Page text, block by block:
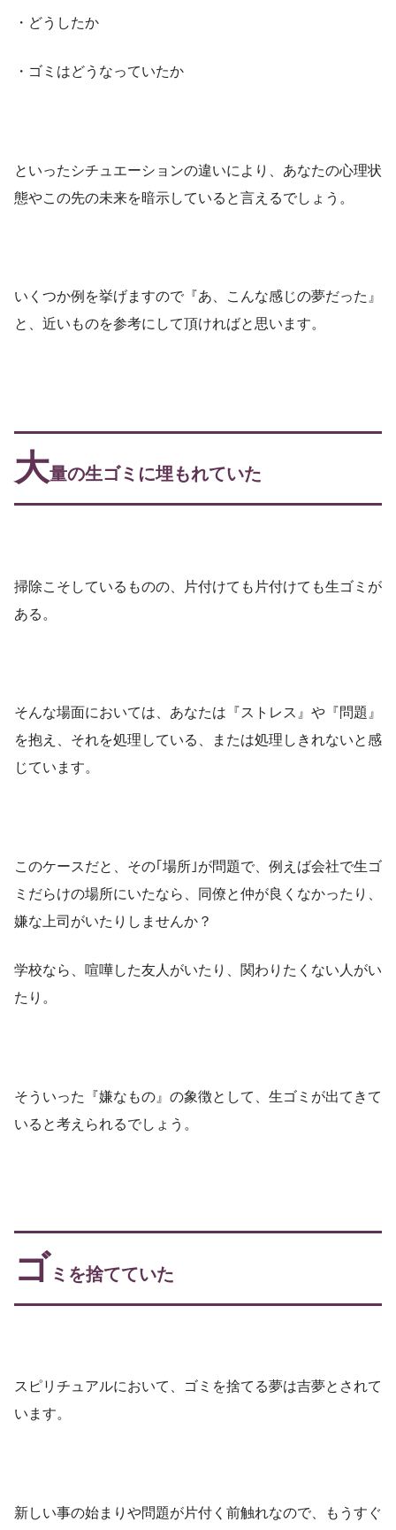
・どうしたか
・ゴミはどうなっていたか
といったシチュエーションの違いにより、あなたの心理状
態やこの先の未来を暗示していると言えるでしょう。
いくつか例を挙げますので『あ、こんな感じの夢だった』
と、近いものを参考にして頂ければと思います。
大量の生ゴミに埋もれていた
掃除こそしているものの、片付けても片付けても生ゴミが
ある。
そんな場面においては、あなたは『ストレス』や『問題』
を抱え、それを処理している、または処理しきれないと感
じています。
このケースだと、その｢場所｣が問題で、例えば会社で生ゴ
ミだらけの場所にいたなら、同僚と仲が良くなかったり、
嫌な上司がいたりしませんか？
学校なら、喧嘩した友人がいたり、関わりたくない人がい
たり。
そういった『嫌なもの』の象徴として、生ゴミが出てきて
いると考えられるでしょう。
ゴミを捨てていた
スピリチュアルにおいて、ゴミを捨てる夢は吉夢とされて
います。
新しい事の始まりや問題が片付く前触れなので、もうすぐ